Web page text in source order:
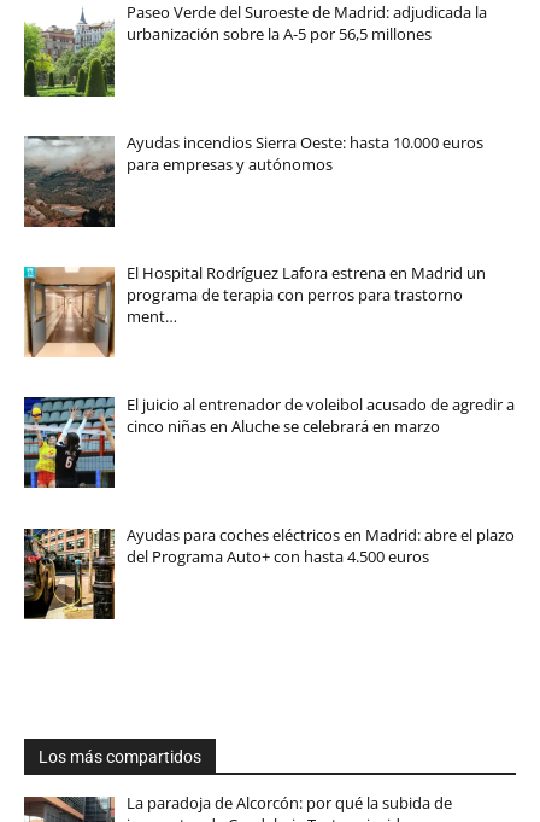
Paseo Verde del Suroeste de Madrid: adjudicada la
urbanización sobre la A-5 por 56,5 millones
Ayudas incendios Sierra Oeste: hasta 10.000 euros
para empresas y autónomos
El Hospital Rodríguez Lafora estrena en Madrid un
programa de terapia con perros para trastorno
ment…
El juicio al entrenador de voleibol acusado de agredir a
cinco niñas en Aluche se celebrará en marzo
Ayudas para coches eléctricos en Madrid: abre el plazo
del Programa Auto+ con hasta 4.500 euros
Los más compartidos
La paradoja de Alcorcón: por qué la subida de